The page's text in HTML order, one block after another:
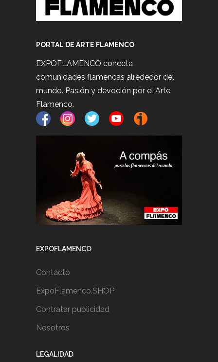
PORTAL DE ARTE FLAMENCO
EXPOFLAMENCO conecta
comunidades flamencas alrededor del
mundo. Pasión y devoción por el Arte
Flamenco.
EXPOFLAMENCO
Contacto
ExpoFlamenco.SHOP
Contratar publicidad
Nosotros
LEGALIDAD